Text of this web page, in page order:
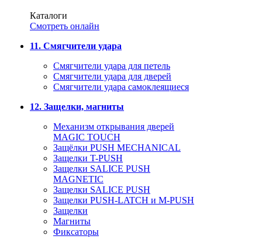
Каталоги
Смотреть онлайн
11. Смягчители удара
Смягчители удара для петель
Смягчители удара для дверей
Cмягчители удара самоклеящиеся
12. Защелки, магниты
Механизм открывания дверей
MAGIC TOUCH
Защёлки PUSH MECHANICAL
Защелки T-PUSH
Защелки SALICE PUSH
MAGNETIC
Защелки SALICE PUSH
Защелки PUSH-LATCH и M-PUSH
Защелки
Магниты
Фиксаторы